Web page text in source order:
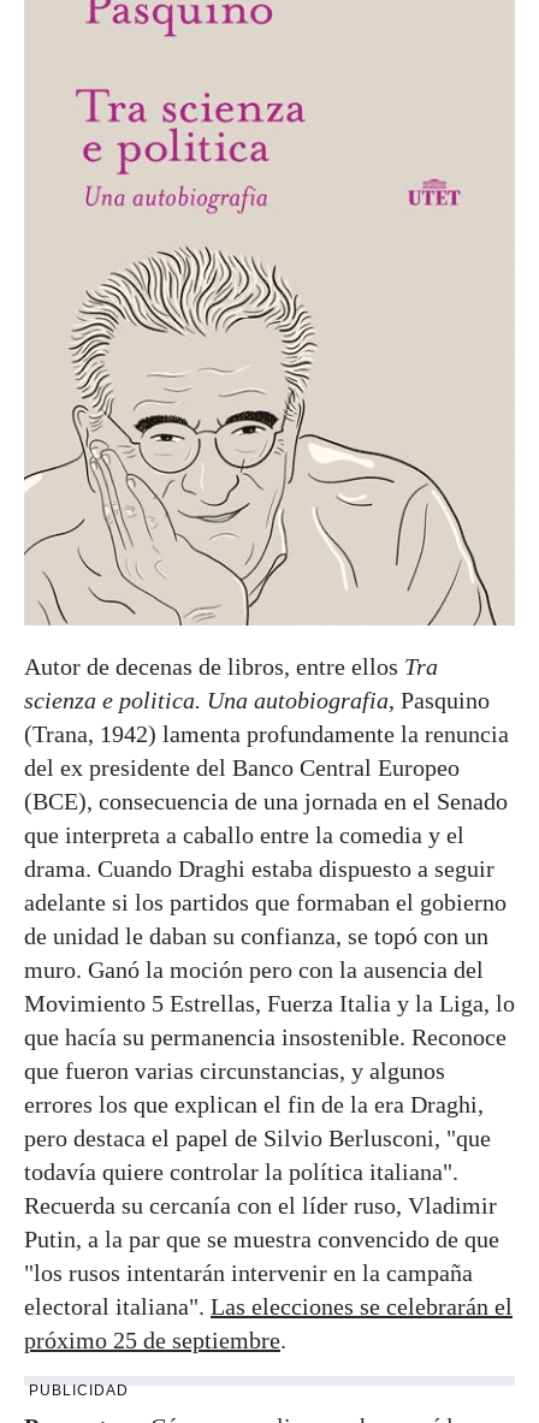
Autor de decenas de libros, entre ellos Tra
scienza e politica. Una autobiografia, Pasquino
(Trana, 1942) lamenta profundamente la renuncia
del ex presidente del Banco Central Europeo
(BCE), consecuencia de una jornada en el Senado
que interpreta a caballo entre la comedia y el
drama. Cuando Draghi estaba dispuesto a seguir
adelante si los partidos que formaban el gobierno
de unidad le daban su confianza, se topó con un
muro. Ganó la moción pero con la ausencia del
Movimiento 5 Estrellas, Fuerza Italia y la Liga, lo
que hacía su permanencia insostenible. Reconoce
que fueron varias circunstancias, y algunos
errores los que explican el fin de la era Draghi,
pero destaca el papel de Silvio Berlusconi, "que
todavía quiere controlar la política italiana".
Recuerda su cercanía con el líder ruso, Vladimir
Putin, a la par que se muestra convencido de que
"los rusos intentarán intervenir en la campaña
electoral italiana". Las elecciones se celebrarán el
próximo 25 de septiembre.
PUBLICIDAD